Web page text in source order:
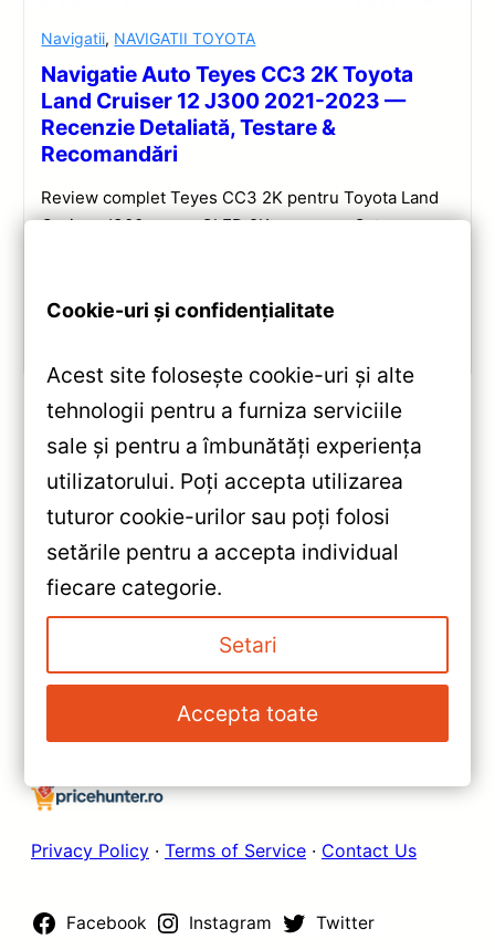
Navigatii, NAVIGATII TOYOTA
Navigatie Auto Teyes CC3 2K Toyota
Land Cruiser 12 J300 2021-2023 —
Recenzie Detaliată, Testare &
Recomandări
Review complet Teyes CC3 2K pentru Toyota Land
Cruiser J300: ecran QLED 2K, procesor Octa-core
«Navigatie Auto Teyes CC3L
WiFi pentru Suzuki Swift 6
(2023-2024) — Recenzie
Detaliată: Android 8.1, 9″ IPS,
Navigație Auto Teyes CC3L
WiFi pentru Ford Edge (2007-
2014) — Recenzie Detaliată,
Testare & Recomandări
Privacy Policy · Terms of Service · Contact Us
Facebook Instagram Twitter
Cookie-uri și confidențialitate
Acest site folosește cookie-uri și alte
tehnologii pentru a furniza serviciile
sale și pentru a îmbunătăți experiența
utilizatorului. Poți accepta utilizarea
tuturor cookie-urilor sau poți folosi
setările pentru a accepta individual
fiecare categorie.
Setari
Accepta toate